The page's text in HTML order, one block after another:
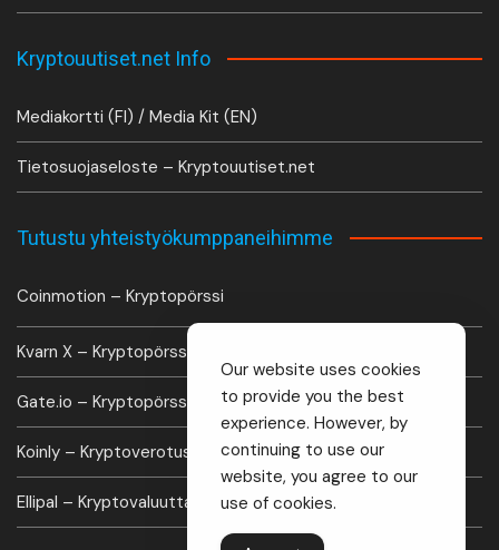
Kryptouutiset.net Info
Mediakortti (FI) / Media Kit (EN)
Tietosuojaseloste – Kryptouutiset.net
Tutustu yhteistyökumppaneihimme
Coinmotion – Kryptopörssi
Kvarn X – Kryptopörssi
Gate.io – Kryptopörssi
Koinly – Kryptoverotus laskuri
Ellipal – Kryptovaluutta lompakko
Our website uses cookies
to provide you the best
experience. However, by
continuing to use our
website, you agree to our
use of cookies.